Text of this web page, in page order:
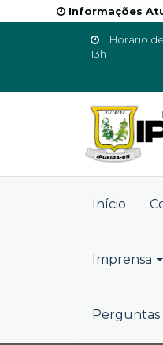
Informações
Horário
13h
Início
Imprensa